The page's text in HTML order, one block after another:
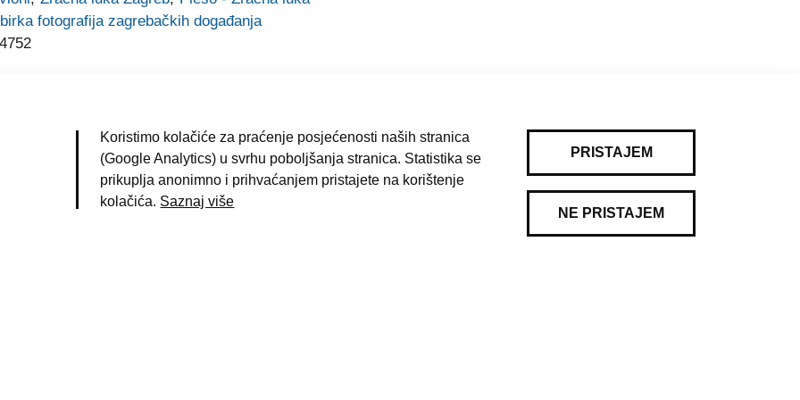
fotografija zagrebačkih događanja
Uvjeti korištenja | Pravila privatnosti
Koristimo kolačiće za praćenje posjećenosti naših stranica
(Google Analytics) u svrhu poboljšanja stranica. Statistika se
prikuplja anonimno i prihvaćanjem pristajete na korištenje
kolačića. Saznaj više
PRISTAJEM
NE PRISTAJEM